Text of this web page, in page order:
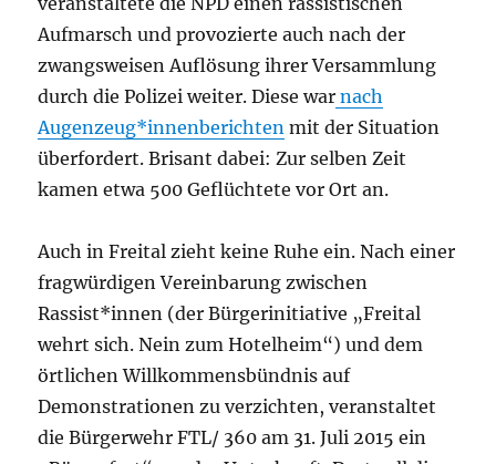
Aufmarsch und provozierte auch nach der
zwangsweisen Auflösung ihrer Versammlung
durch die Polizei weiter. Diese war nach
Augenzeug*innenberichten mit der Situation
überfordert. Brisant dabei: Zur selben Zeit
kamen etwa 500 Geflüchtete vor Ort an.
Auch in Freital zieht keine Ruhe ein. Nach einer
fragwürdigen Vereinbarung zwischen
Rassist*innen (der Bürgerinitiative „Freital
wehrt sich. Nein zum Hotelheim“) und dem
örtlichen Willkommensbündnis auf
Demonstrationen zu verzichten, veranstaltet
die Bürgerwehr FTL/ 360 am 31. Juli 2015 ein